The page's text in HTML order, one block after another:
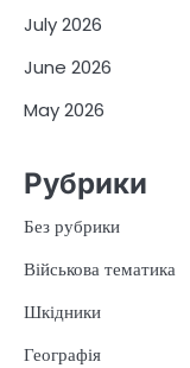
July 2026
June 2026
May 2026
Рубрики
Без рубрики
Військова тематика
Шкідники
Географія